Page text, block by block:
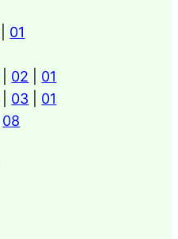
01
02
01
03
01
08